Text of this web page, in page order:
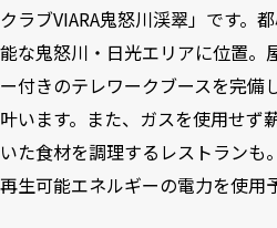
クラブVIARA鬼怒川渓翠」です。
能な鬼怒川・日光エリアに位置。
ー付きのテレワークブースを完備
叶います。また、ガスを使用せず
いた食材を調理するレストランも
再生可能エネルギーの電力を使用